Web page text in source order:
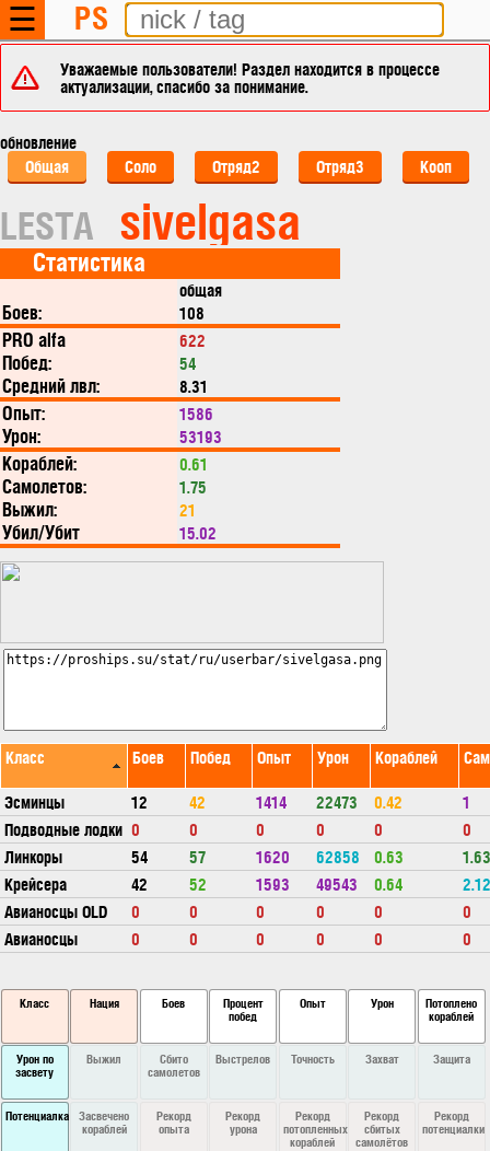
☰ PS
Уважаемые пользователи! Раздел находится в процессе
актуализации, спасибо за понимание.
обновление
Общая
Соло Отряд2 Отряд3 Кооп
LESTA sivelgasa
Статистика
общая
Боев: 108
PRO alfa 622
Побед: 54
Средний лвл: 8.31
Опыт: 1586
Урон: 53193
Кораблей: 0.61
Самолетов: 1.75
Выжил: 21
Убил/Убит 15.02
Класс Боев Побед Опыт Урон Кораблей
Эсминцы
12 42 1414 22473 0.42
1
Подводные лодки 0 0 0 0 0
0
Линкоры
54 57 1620 62858 0.63
1.63
Крейсера
42 52 1593 49543 0.64
2.12
Авианосцы OLD
0 0 0 0 0
0
Авианосцы
0 0 0 0 0 0
Класс Нация Боев
Процент
побед
Опыт Урон
Потоплено
кораблей
Урон по
засвету
Выжил
Сбито
самолетов
Выстрелов Точность Захват Защита
Потенциалка
Засвечено
кораблей
Рекорд
опыта
Рекорд
урона
Рекорд
потопленных
кораблей
Рекорд
сбитых
самолётов
Рекорд
потенциалки